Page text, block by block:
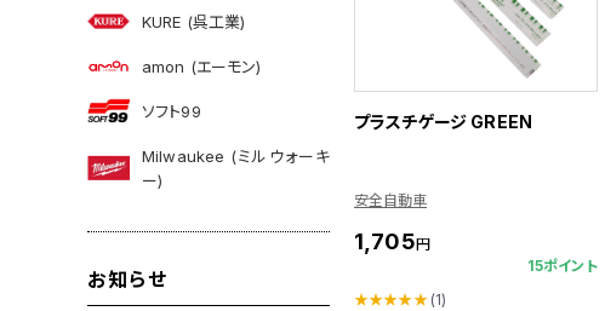
KURE (呉工業)
amon (エーモン)
ソフト99
Milwaukee (ミルウォーキ
ー)
お知らせ
プラスチゲージ GREEN
安全自動車
1,705円
15ポイント
★★★★★ (1)